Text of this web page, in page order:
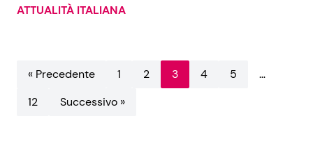
ATTUALITÀ ITALIANA
« Precedente 1 2 3 4 5
…
12
Successivo »